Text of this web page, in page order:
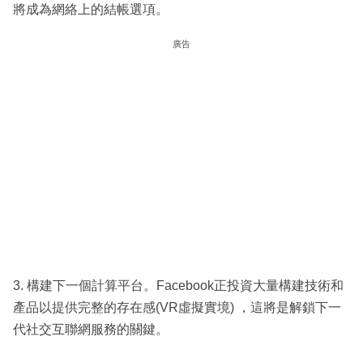
將成為網絡上的結帳選項。
廣告
3. 構建下一個計算平台。Facebook正投資大量構建技術和
產品以提供完整的存在感(VR虛擬實境) ，這將是解鎖下一
代社交互聯網服務的關鍵。